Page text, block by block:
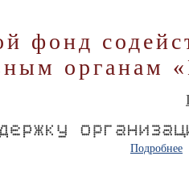
фонд
органам
Подробнее